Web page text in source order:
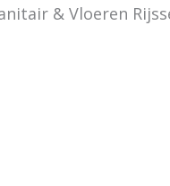
& Vloeren